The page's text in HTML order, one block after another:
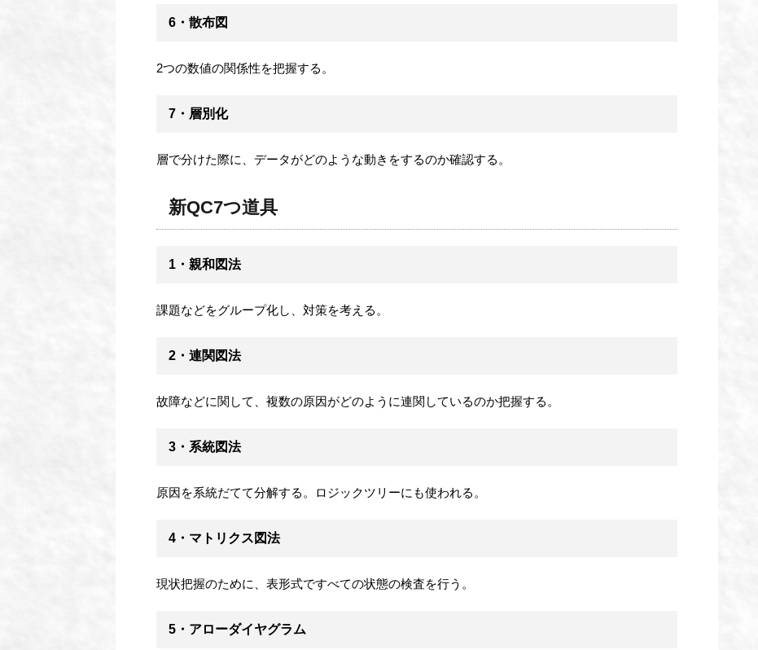
6・散布図
2つの数値の関係性を把握する。
7・層別化
層で分けた際に、データがどのような動きをするのか確認する。
新QC7つ道具
1・親和図法
課題などをグループ化し、対策を考える。
2・連関図法
故障などに関して、複数の原因がどのように連関しているのか把握する。
3・系統図法
原因を系統だてて分解する。ロジックツリーにも使われる。
4・マトリクス図法
現状把握のために、表形式ですべての状態の検査を行う。
5・アローダイヤグラム